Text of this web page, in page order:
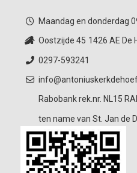
Maandag en donderdag
Oostzijde 45 1426 AE De
0297-593241
Rabobank rek.nr. NL15
ten name van St. Jan de